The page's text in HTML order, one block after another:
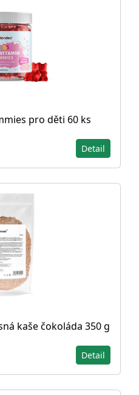
pro děti 60 ks
Detail
kaše čokoláda 350 g
Detail